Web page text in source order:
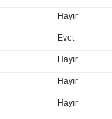
Hayır
Evet
Hayır
Hayır
Hayır